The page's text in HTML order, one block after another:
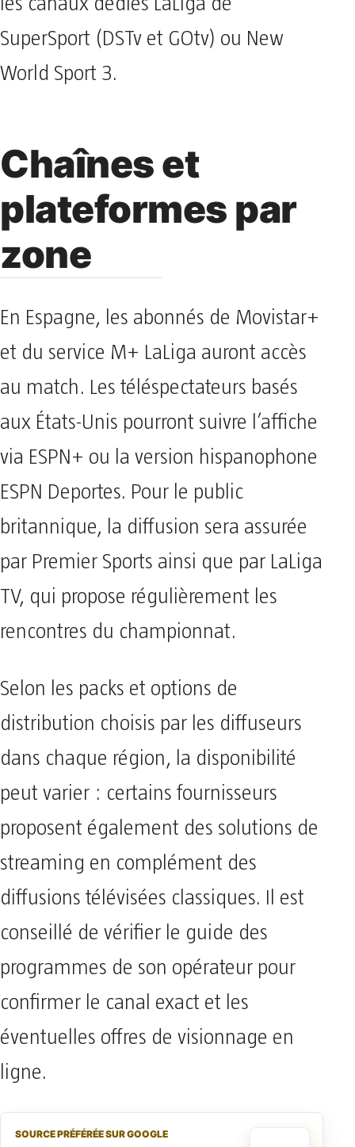
SuperSport (DSTv et GOtv) ou New
World Sport 3.
Chaînes et
plateformes par
zone
En Espagne, les abonnés de Movistar+
et du service M+ LaLiga auront accès
au match. Les téléspectateurs basés
aux États-Unis pourront suivre l’affiche
via ESPN+ ou la version hispanophone
ESPN Deportes. Pour le public
britannique, la diffusion sera assurée
par Premier Sports ainsi que par LaLiga
TV, qui propose régulièrement les
rencontres du championnat.
Selon les packs et options de
distribution choisis par les diffuseurs
dans chaque région, la disponibilité
peut varier : certains fournisseurs
proposent également des solutions de
streaming en complément des
diffusions télévisées classiques. Il est
conseillé de vérifier le guide des
programmes de son opérateur pour
confirmer le canal exact et les
éventuelles offres de visionnage en
ligne.
SOURCE PRÉFÉRÉE SUR GOOGLE